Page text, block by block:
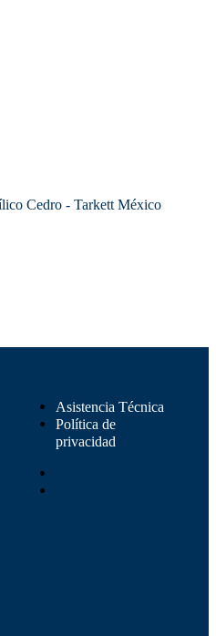
Asistencia Técnica
Política de
privacidad